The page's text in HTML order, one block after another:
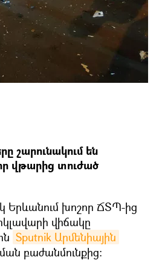
շարունակում են
վթարից տուժած
Երևանում խոշոր ՃՏՊ-ից
վիճակը
Sputnik Արմենիային
բաժանմունքից։